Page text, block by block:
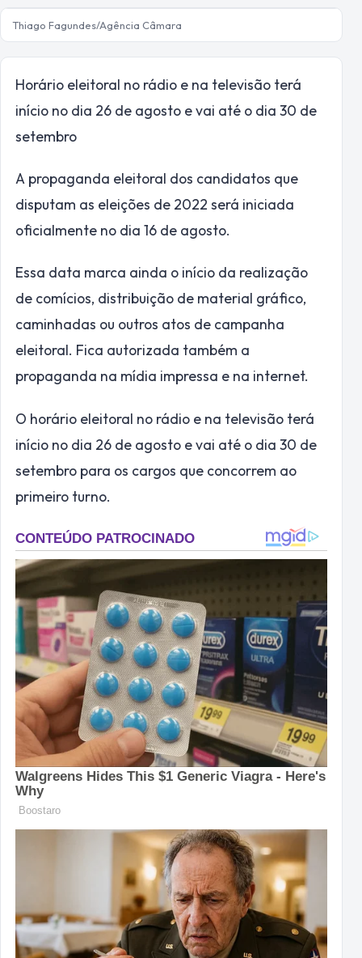
Thiago Fagundes/Agência Câmara
Horário eleitoral no rádio e na televisão terá
início no dia 26 de agosto e vai até o dia 30 de
setembro
A propaganda eleitoral dos candidatos que
disputam as eleições de 2022 será iniciada
oficialmente no dia 16 de agosto.
Essa data marca ainda o início da realização
de comícios, distribuição de material gráfico,
caminhadas ou outros atos de campanha
eleitoral. Fica autorizada também a
propaganda na mídia impressa e na internet.
O horário eleitoral no rádio e na televisão terá
início no dia 26 de agosto e vai até o dia 30 de
setembro para os cargos que concorrem ao
primeiro turno.